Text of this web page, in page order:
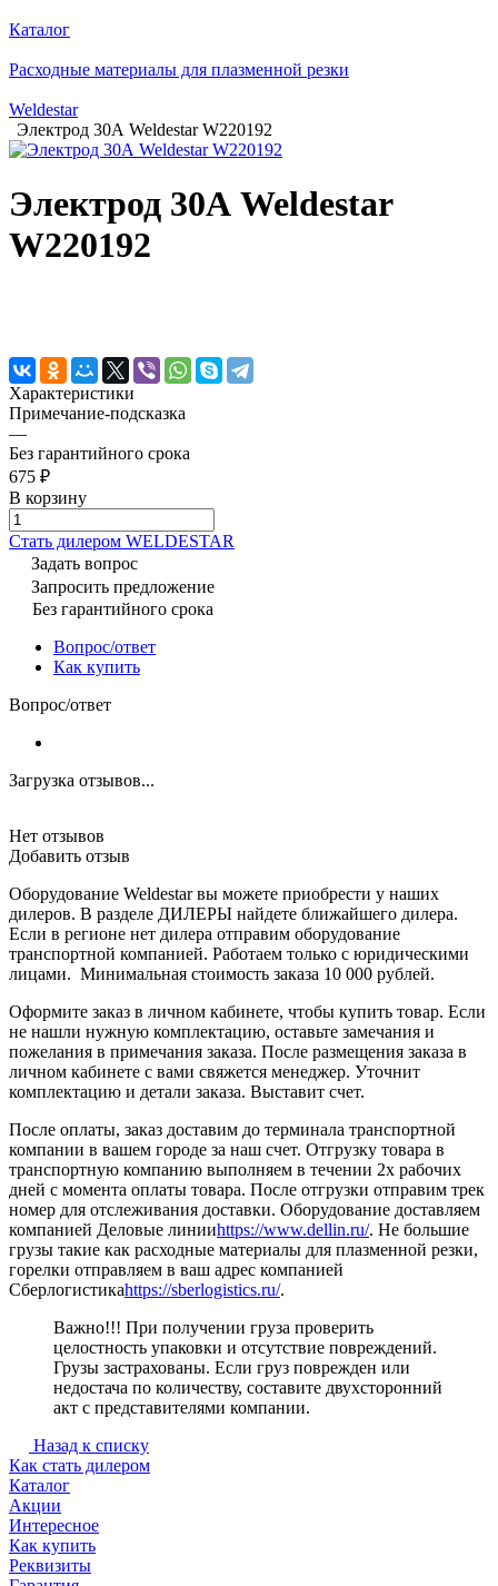
Каталог
Расходные материалы для плазменной резки
Weldestar
Электрод 30А Weldestar W220192
Электрод 30А Weldestar
W220192
Характеристики
Примечание-подсказка
—
Без гарантийного срока
675 ₽
В корзину
Cтать дилером WELDESTAR
Задать вопрос
Запросить предложение
Без гарантийного срока
Вопрос/ответ
Как купить
Вопрос/ответ
Загрузка отзывов...
Нет отзывов
Добавить отзыв
Оборудование Weldestar вы можете приобрести у наших
дилеров. В разделе ДИЛЕРЫ найдете ближайшего дилера.
Если в регионе нет дилера отправим оборудование
транспортной компанией. Работаем только с юридическими
лицами. Минимальная стоимость заказа 10 000 рублей.
Оформите заказ в личном кабинете, чтобы купить товар. Если
не нашли нужную комплектацию, оставьте замечания и
пожелания в примечания заказа. После размещения заказа в
личном кабинете с вами свяжется менеджер. Уточнит
комплектацию и детали заказа. Выставит счет.
После оплаты, заказ доставим до терминала транспортной
компании в вашем городе за наш счет. Отгрузку товара в
транспортную компанию выполняем в течении 2х рабочих
дней с момента оплаты товара. После отгрузки отправим трек
номер для отслеживания доставки. Оборудование доставляем
компанией Деловые линииhttps://www.dellin.ru/. Не большие
грузы такие как расходные материалы для плазменной резки,
горелки отправляем в ваш адрес компанией
Сберлогистикаhttps://sberlogistics.ru/.
Важно!!! При получении груза проверить
целостность упаковки и отсутствие повреждений.
Грузы застрахованы. Если груз поврежден или
недостача по количеству, составите двухсторонний
акт с представителями компании.
Назад к списку
Как стать дилером
Каталог
Акции
Интересное
Как купить
Реквизиты